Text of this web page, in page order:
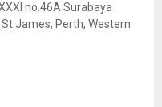
no.46A Surabaya
St James, Perth, Western